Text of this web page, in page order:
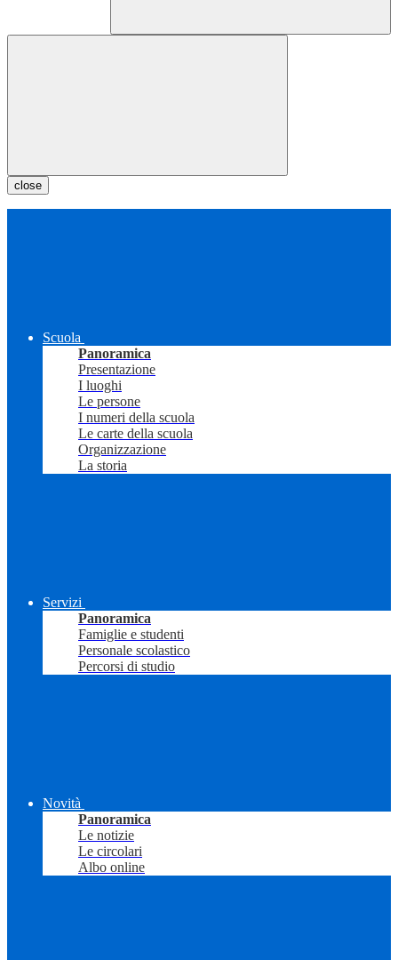
close
Scuola
Panoramica
Presentazione
I luoghi
Le persone
I numeri della scuola
Le carte della scuola
Organizzazione
La storia
Servizi
Panoramica
Famiglie e studenti
Personale scolastico
Percorsi di studio
Novità
Panoramica
Le notizie
Le circolari
Albo online